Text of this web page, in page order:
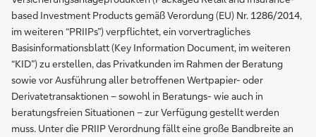
based Investment Products gemäß Verordung (EU) Nr. 1286/2014,
im weiteren “PRIIPs”) verpflichtet, ein vorvertragliches
Basisinformationsblatt (Key Information Document, im weiteren
“KID”) zu erstellen, das Privatkunden im Rahmen der Beratung
sowie vor Ausführung aller betroffenen Wertpapier- oder
Derivatetransaktionen – sowohl in Beratungs- wie auch in
beratungsfreien Situationen – zur Verfügung gestellt werden
muss. Unter die PRIIP Verordnung fällt eine große Bandbreite an